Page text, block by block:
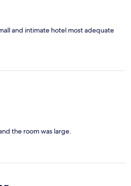
and intimate hotel most adequate
the room was large.